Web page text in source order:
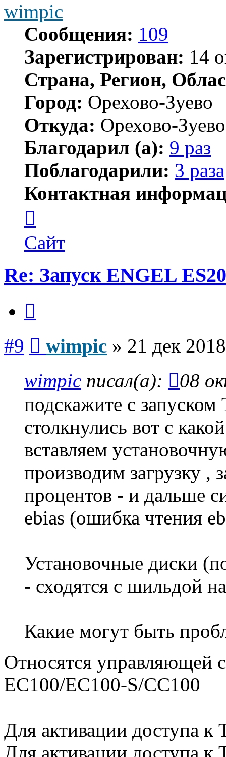
wimpic
Сообщения: 109
Зарегистрирован: 14
Страна, Регион,
Город: Орехово-Зуево
Откуда: Орехово-Зуево
Благодарил (а): 9 раз
Поблагодарили: 3 раза
Контактная
пользователя
wimpic
Сайт
Re: Запуск ENGEL
#9 wimpic » 21 дек
wimpic писал(а):
08
подскажите с
столкнулись вот с
вставляем
производим загрузку ,
процентов - и дальше
ebias (ошибка чтения
Установочные диски
- сходятся с шильдой
Какие могут быть
Относятся управляющей
EC100/EC100-S/CC100
Для активации доступа
Для активации доступа